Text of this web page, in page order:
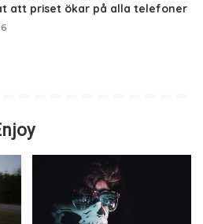
att priset ökar på alla telefoner